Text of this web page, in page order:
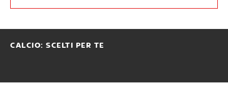
CALCIO: SCELTI PER TE